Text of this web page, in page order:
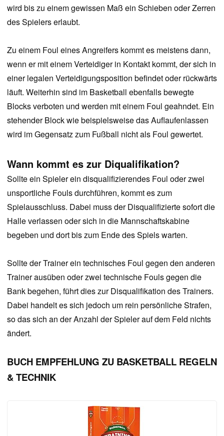
wird bis zu einem gewissen Maß ein Schieben oder Zerren
des Spielers erlaubt.
Zu einem Foul eines Angreifers kommt es meistens dann,
wenn er mit einem Verteidiger in Kontakt kommt, der sich in
einer legalen Verteidigungsposition befindet oder rückwärts
läuft. Weiterhin sind im Basketball ebenfalls bewegte
Blocks verboten und werden mit einem Foul geahndet. Ein
stehender Block wie beispielsweise das Auflaufenlassen
wird im Gegensatz zum Fußball nicht als Foul gewertet.
Wann kommt es zur Diqualifikation?
Sollte ein Spieler ein disqualifizierendes Foul oder zwei
unsportliche Fouls durchführen, kommt es zum
Spielausschluss. Dabei muss der Disqualifizierte sofort die
Halle verlassen oder sich in die Mannschaftskabine
begeben und dort bis zum Ende des Spiels warten.
Sollte der Trainer ein technisches Foul gegen den anderen
Trainer ausüben oder zwei technische Fouls gegen die
Bank begehen, führt dies zur Disqualifikation des Trainers.
Dabei handelt es sich jedoch um rein persönliche Strafen,
so das sich an der Anzahl der Spieler auf dem Feld nichts
ändert.
BUCH EMPFEHLUNG ZU BASKETBALL REGELN
& TECHNIK